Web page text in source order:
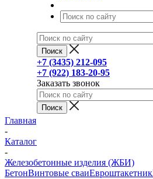
+7 (3435) 212-095
+7 (922) 183-20-95
Заказать звонок
Главная
-
Каталог
-
Железобетонные изделия (ЖБИ)
БетонВинтовые сваиЕвроштакетник